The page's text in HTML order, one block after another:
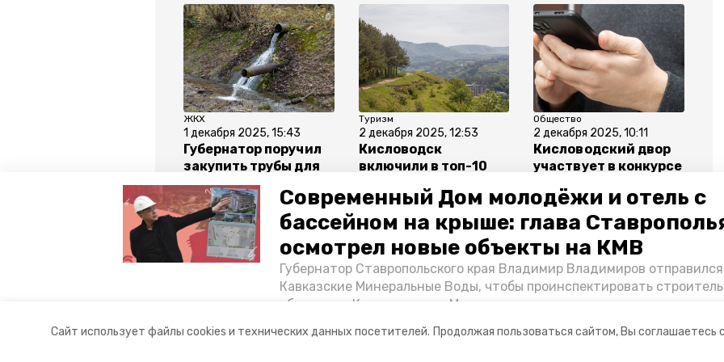
Сайт использует файлы cookies и технических данных посетителей. Продолжая пользоваться сайтом, Вы соглашаетесь с
Современный Дом молодёжи и отель с
бассейном на крыше: глава
осмотрел новые объекты на КМВ
Губернатор Ставропольского края Владимир Владимиров
Кавказские Минеральные Воды, чтобы проинспектировать
объектов в Кисловодске и Минводах, а также выслушать
материале «Победы26».
ЖКХ
1 декабря 2025, 15:43
Губернатор поручил
закупить трубы для
замены участков в
Кисловодске
Туризм
2 декабря 2025, 12:53
Кисловодск
включили в топ-10
направлений для
отдыха в декабре
Общество
2 декабря 2025, 10:11
Кисловодский двор
участвует в конкурсе
управления домами
Все новости